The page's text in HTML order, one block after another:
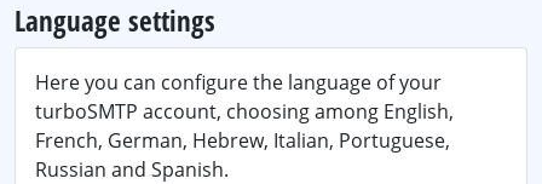
Language settings
Here you can configure the language of your
turboSMTP account, choosing among English,
French, German, Hebrew, Italian, Portuguese,
Russian and Spanish.